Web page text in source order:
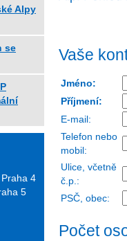
Vaše
Jméno:
Příjmení:
E-mail:
Telefon nebo
mobil:
Ulice, včetně
č.p.:
PSČ, obec:
Počet
Alpy
se
4
5